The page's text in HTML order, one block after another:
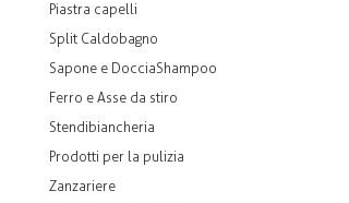
Piastra capelli
Split Caldobagno
Sapone e DocciaShampoo
Ferro e Asse da stiro
Stendibiancheria
Prodotti per la pulizia
Zanzariere